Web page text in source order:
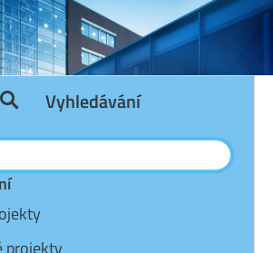
Vyhledávání
projekty